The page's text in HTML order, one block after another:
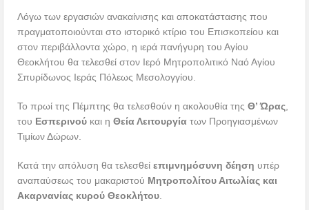
Λόγω των εργασιών ανακαίνισης και αποκατάστασης που
πραγματοποιούνται στο ιστορικό κτίριο του Επισκοπείου και
στον περιβάλλοντα χώρο, η ιερά πανήγυρη του Αγίου
Θεοκλήτου θα τελεσθεί στον Ιερό Μητροπολιτικό Ναό Αγίου
Σπυρίδωνος Ιεράς Πόλεως Μεσολογγίου.
Το πρωί της Πέμπτης θα τελεσθούν η ακολουθία τηςΘ’ Ώρας
του Εσπερινού και η Θεία Λειτουργία των Προηγιασμένων
Τιμίων Δώρων.
Κατά την απόλυση θα τελεσθείεπιμνημόσυνη δέηση υπέρ
αναπαύσεως του μακαριστού Μητροπολίτου Αιτωλίας και
Ακαρνανίας κυρού Θεοκλήτου